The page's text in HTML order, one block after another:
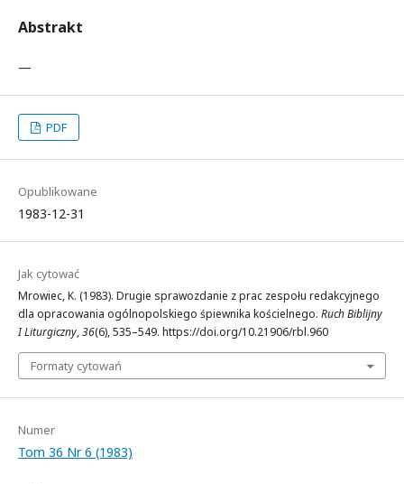
Abstrakt
—
PDF
Opublikowane
1983-12-31
Jak cytować
Mrowiec, K. (1983). Drugie sprawozdanie z prac zespołu redakcyjnego
dla opracowania ogólnopolskiego śpiewnika kościelnego. Ruch Biblijny
I Liturgiczny,36(6), 535–549. https://doi.org/10.21906/rbl.960
Formaty cytowań
Numer
Tom 36 Nr 6 (1983)